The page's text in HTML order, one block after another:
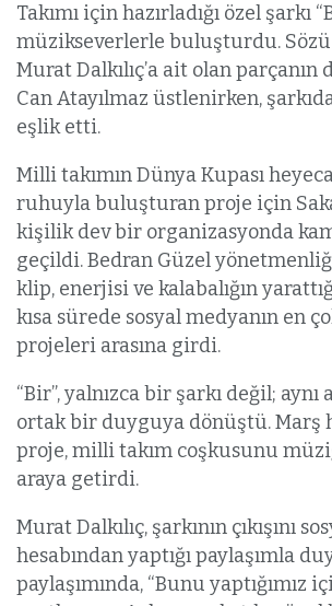
Takımı için hazırladığı özel şarkı
müzikseverlerle buluşturdu.
Murat Dalkılıç’a ait olan
Can Atayılmaz üstlenirken, şarkıda
eşlik etti.
Milli takımın Dünya Kupası
ruhuyla buluşturan proje için
kişilik dev bir organizasyonda
geçildi. Bedran Güzel
klip, enerjisi ve kalabalığın
kısa sürede sosyal medyanın en
projeleri arasına girdi.
“Bir”, yalnızca bir şarkı değil;
ortak bir duyguya dönüştü. Marş
proje, milli takım coşkusunu
araya getirdi.
Murat Dalkılıç, şarkının çıkışını
hesabından yaptığı paylaşımla
paylaşımında, “Bunu yaptığımız